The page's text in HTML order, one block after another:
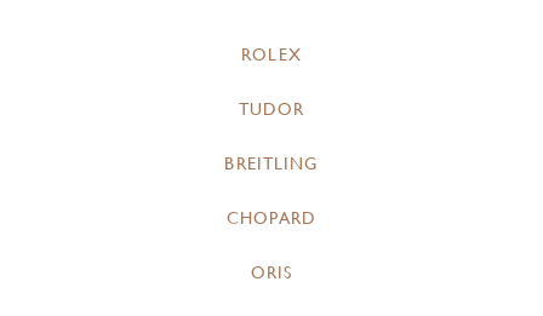
ROLEX
TUDOR
BREITLING
CHOPARD
ORIS